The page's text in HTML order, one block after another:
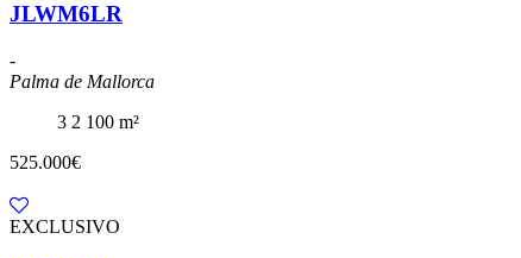
JLWM6LR
-
Palma de Mallorca
3 2 100 m²
525.000€
EXCLUSIVO